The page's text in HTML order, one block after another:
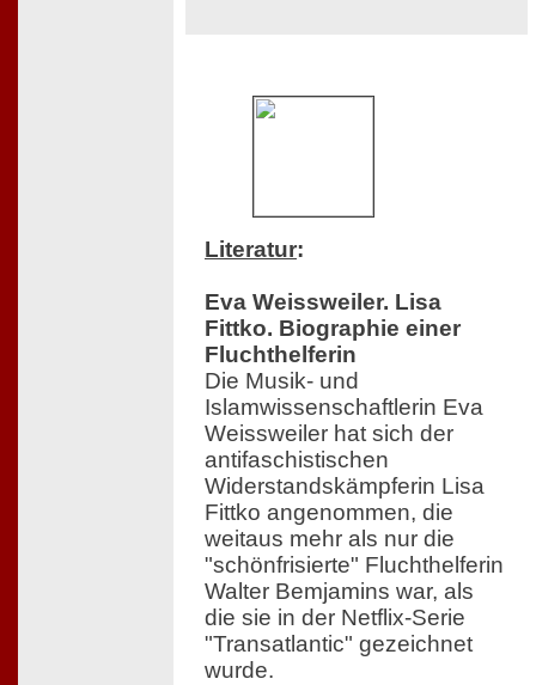
Literatur:
Eva Weissweiler. Lisa
Fittko. Biographie einer
Fluchthelferin
Die Musik- und
Islamwissenschaftlerin Eva
Weissweiler hat sich der
antifaschistischen
Widerstandskämpferin Lisa
Fittko angenommen, die
weitaus mehr als nur die
"schönfrisierte" Fluchthelferin
Walter Bemjamins war, als
die sie in der Netflix-Serie
"Transatlantic" gezeichnet
wurde.